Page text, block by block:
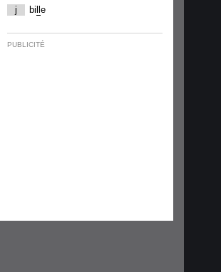
j
bi e
PUBLICITÉ